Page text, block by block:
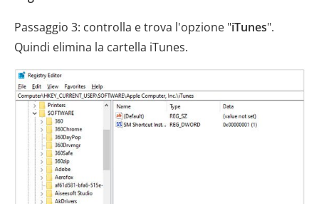
Passaggio 3: controlla e trova l'opzione "iTunes".
Quindi elimina la cartella iTunes.